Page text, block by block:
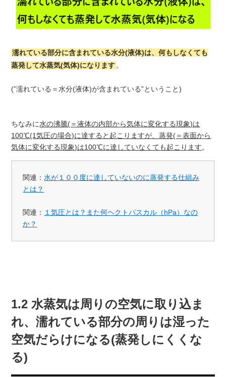
濡れている部分に含まれている水分(液体)は、何もしなくても
蒸発して水蒸気(気体)になります 。
(”濡れている＝水分(液体)が含まれている”ということ)
ちなみに水の沸騰(＝液体の内部から気体に変化する現象)は
100℃(1気圧の場合)に達すると起こりますが、蒸発(＝表面から
気体に変化する現象)は100℃に達していなくても起こります。
関連：水が１００度に達していないのに蒸発する仕組み
とは？
関連： １気圧とは？また何ヘクトパスカル（hPa）なの
か？
1.2 水蒸気は周りの空気に取り込ま
れ、濡れている部分の周りは湿った
空気だらけになる(蒸発しにくくな
る)